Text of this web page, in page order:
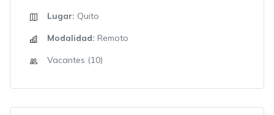
Lugar: Quito
Modalidad: Remoto
Vacantes (10)